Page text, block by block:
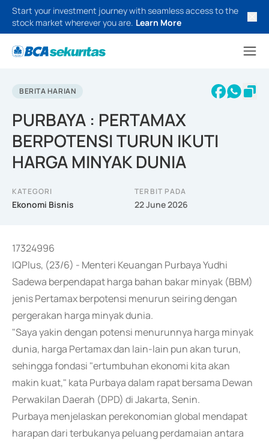
Start your investment journey with seamless access to the
stock market wherever you are. Learn More
BERITA HARIAN
PURBAYA : PERTAMAX
BERPOTENSI TURUN IKUTI
HARGA MINYAK DUNIA
KATEGORI
Ekonomi Bisnis
TERBIT PADA
22 June 2026
17324996
IQPlus, (23/6) - Menteri Keuangan Purbaya Yudhi
Sadewa berpendapat harga bahan bakar minyak (BBM)
jenis Pertamax berpotensi menurun seiring dengan
pergerakan harga minyak dunia.
"Saya yakin dengan potensi menurunnya harga minyak
dunia, harga Pertamax dan lain-lain pun akan turun,
sehingga fondasi "ertumbuhan ekonomi kita akan
makin kuat," kata Purbaya dalam rapat bersama Dewan
Perwakilan Daerah (DPD) di Jakarta, Senin.
Purbaya menjelaskan perekonomian global mendapat
harapan dari terbukanya peluang perdamaian antara